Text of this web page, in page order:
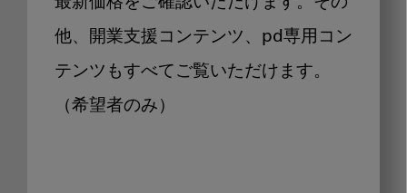
他、開業支援コンテンツ、pd専用コン
テンツもすべてご覧いただけます。
（希望者のみ）